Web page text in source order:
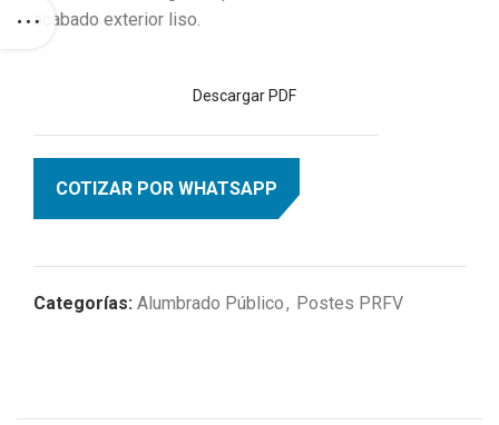
acabado exterior liso.
Descargar PDF
COTIZAR POR WHATSAPP
Categorías: Alumbrado Público, Postes PRFV